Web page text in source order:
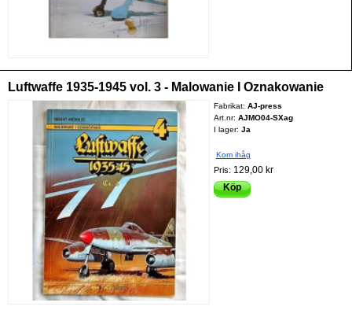
Luftwaffe 1935-1945 vol. 3 - Malowanie I Oznakowanie
Fabrikat: AJ-press
Art.nr: AJMO04-SXag
I lager: Ja
Kom ihåg
Pris: 129,00 kr
Köp